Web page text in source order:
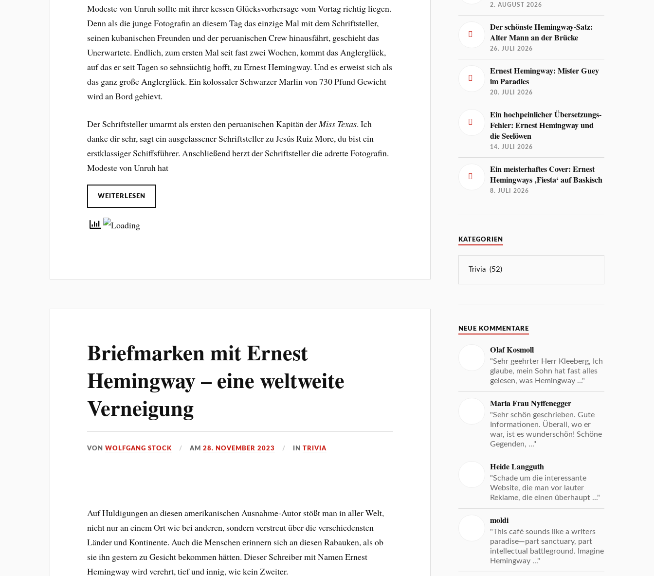
Modeste von Unruh sollte mit ihrer kessen Glücksvorhersage vom Vortag richtig liegen.
Denn als die junge Fotografin an diesem Tag das einzige Mal mit dem Schriftsteller,
seinen kubanischen Freunden und der peruanischen Crew hinausfährt, geschieht das
Unerwartete. Endlich, zum ersten Mal seit fast zwei Wochen, kommt das Anglerglück,
auf das er seit Tagen so sehnsüchtig hofft, zu Ernest Hemingway. Und es erweist sich als
das ganz große Anglerglück. Ein kolossaler Schwarzer Marlin von 730 Pfund Gewicht
wird an Bord gehievt.
Der Schriftsteller umarmt als ersten den peruanischen Kapitän der Miss Texas. Ich
danke dir sehr, sagt ein ausgelassener Schriftsteller zu Jesús Ruiz More, du bist ein
erstklassiger Schiffsführer. Anschließend herzt der Schriftsteller die adrette Fotografin.
Modeste von Unruh hat
WEITERLESEN
Briefmarken mit Ernest
Hemingway – eine weltweite
Verneigung
VONWOLFGANG STOCK AM28. NOVEMBER 2023 INTRIVIA
Auf Huldigungen an diesen amerikanischen Ausnahme-Autor stößt man in aller Welt,
nicht nur an einem Ort wie bei anderen, sondern verstreut über die verschiedensten
Länder und Kontinente. Auch die Menschen erinnern sich an diesen Rabauken, als ob
sie ihn gestern zu Gesicht bekommen hätten. Dieser Schreiber mit Namen Ernest
Hemingway wird verehrt, tief und innig, wie kein Zweiter.
2. AUGUST 2026
Der schönste Hemingway-Satz:
Alter Mann an der Brücke
26. JULI 2026
Ernest Hemingway: Mister Guey
im Paradies
20. JULI 2026
Ein hochpeinlicher Übersetzungs-
Fehler: Ernest Hemingway und
die Seelöwen
14. JULI 2026
Ein meisterhaftes Cover: Ernest
Hemingways ‚Fiesta‘ auf Baskisch
8. JULI 2026
KATEGORIEN
NEUE KOMMENTARE
Olaf Kosmoll
"Sehr geehrter Herr Kleeberg, Ich
glaube, mein Sohn hat fast alles
gelesen, was Hemingway ..."
Maria Frau Nyffenegger
"Sehr schön geschrieben. Gute
Informationen. Überall, wo er
war, ist es wunderschön! Schöne
Gegenden, ..."
Heide Langguth
"Schade um die interessante
Website, die man vor lauter
Reklame, die einen überhaupt ..."
moldi
"This café sounds like a writers
paradise—part sanctuary, part
intellectual battleground. Imagine
Hemingway ..."